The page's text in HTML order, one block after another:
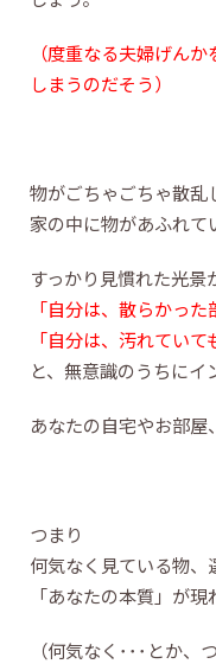
（度重なる夫婦げん
しまうのだそう）
物がごちゃごちゃ散乱
家の中に物があふれて
すっかり見慣れた光景
「自分は、散らかっ
「自分は、汚れていて
と、無意識のうちにイ
あなたの自宅やお部屋
つまり
何気なく見ている物、
「あなたの本質」が現
（何気なく･･･とか